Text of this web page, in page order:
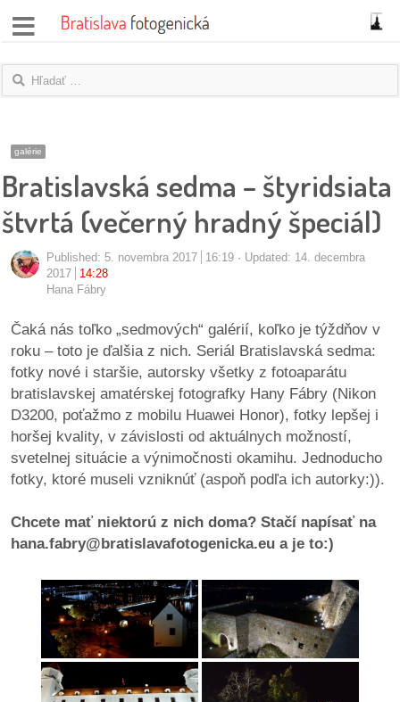
správy
názory
blogy
rozhovory
fotky
protesty
granty
pozvánky
Historický
kalendár
zákony
konania
galérie
Bratislavská sedma – štyridsiata
štvrtá (večerný hradný špeciál)
Published: 5. novembra 2017 16:19
Updated: 14. decembra
2017
14:28
Hana Fábry
Čaká nás toľko „sedmových“ galérií, koľko je týždňov v
roku – toto je ďalšia z nich. Seriál Bratislavská sedma:
fotky nové i staršie, autorsky všetky z fotoaparátu
bratislavskej amatérskej fotografky Hany Fábry (Nikon
D3200, poťažmo z mobilu Huawei Honor), fotky lepšej i
horšej kvality, v závislosti od aktuálnych možností,
svetelnej situácie a výnimočnosti okamihu. Jednoducho
fotky, ktoré museli vzniknúť (aspoň podľa ich autorky:)).
Chcete mať niektorú z nich doma? Stačí napísať na
hana.fabry@bratislavafotogenicka.eu a je to:)